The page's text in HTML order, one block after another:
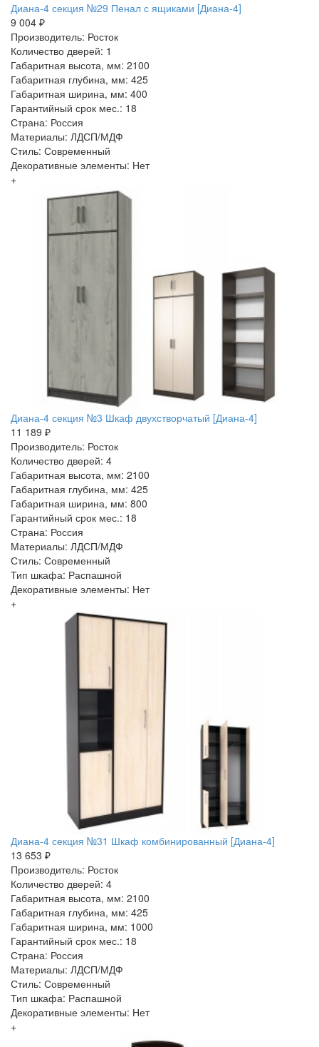
Диана-4 секция №29 Пенал с ящиками [Диана-4]
9 004 ₽
Производитель: Росток
Количество дверей: 1
Габаритная высота, мм: 2100
Габаритная глубина, мм: 425
Габаритная ширина, мм: 400
Гарантийный срок мес.: 18
Страна: Россия
Материалы: ЛДСП/МДФ
Стиль: Современный
Декоративные элементы: Нет
+
Диана-4 секция №3 Шкаф двухстворчатый [Диана-4]
11 189 ₽
Производитель: Росток
Количество дверей: 4
Габаритная высота, мм: 2100
Габаритная глубина, мм: 425
Габаритная ширина, мм: 800
Гарантийный срок мес.: 18
Страна: Россия
Материалы: ЛДСП/МДФ
Стиль: Современный
Тип шкафа: Распашной
Декоративные элементы: Нет
+
Диана-4 секция №31 Шкаф комбинированный [Диана-4]
13 653 ₽
Производитель: Росток
Количество дверей: 4
Габаритная высота, мм: 2100
Габаритная глубина, мм: 425
Габаритная ширина, мм: 1000
Гарантийный срок мес.: 18
Страна: Россия
Материалы: ЛДСП/МДФ
Стиль: Современный
Тип шкафа: Распашной
Декоративные элементы: Нет
+